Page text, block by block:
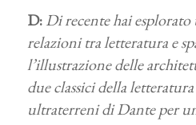
D: Di recente hai
relazioni tra letteratura e
l’illustrazione delle
due classici della
ultraterreni di Dante per